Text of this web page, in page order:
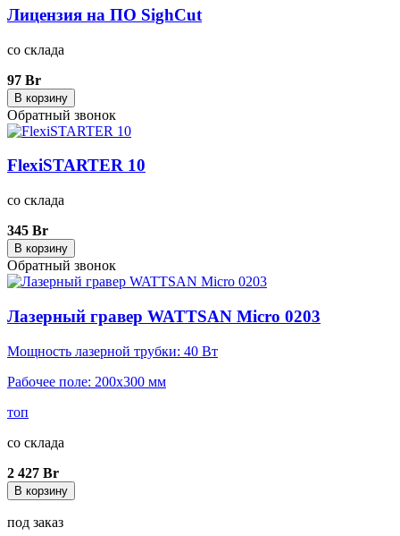
Лицензия на ПО SighCut
со склада
97 Br
В корзину
Обратный звонок
FlexiSTARTER 10
со склада
345 Br
В корзину
Обратный звонок
Лазерный гравер WATTSAN Micro 0203
Мощность лазерной трубки: 40 Вт
Рабочее поле: 200x300 мм
топ
со склада
2 427 Br
В корзину
под заказ